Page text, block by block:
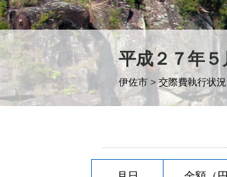
平成２７年５
伊佐市 >交際費執行状況